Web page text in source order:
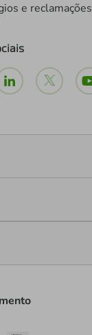
e reclamações